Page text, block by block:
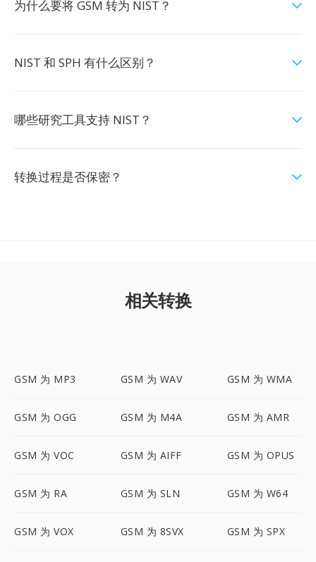
为什么要将 GSM 转为 NIST？
NIST 和 SPH 有什么区别？
哪些研究工具支持 NIST？
转换过程是否保密？
相关转换
GSM 为 MP3 GSM 为 WAV GSM 为 WMA
GSM 为 OGG GSM 为 M4A GSM 为 AMR
GSM 为 VOC GSM 为 AIFF GSM 为 OPUS
GSM 为 RA GSM 为 SLN GSM 为 W64
GSM 为 VOX GSM 为 8SVX GSM 为 SPX